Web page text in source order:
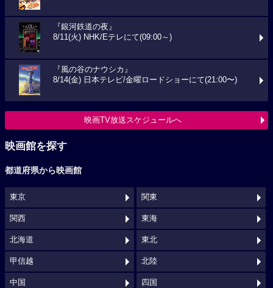
『銀河鉄道の夜』
8/11(火) NHK/Eテレにて(09:00～)
『風の谷のナウシカ』
8/14(金) 日本テレビ/金曜ロードショーにて(21:00〜)
映画TV放送スケジュールへ
映画館を探す
都道府県から映画館
東京 関東
関西 東海
北海道 東北
甲信越 北陸
中国 四国